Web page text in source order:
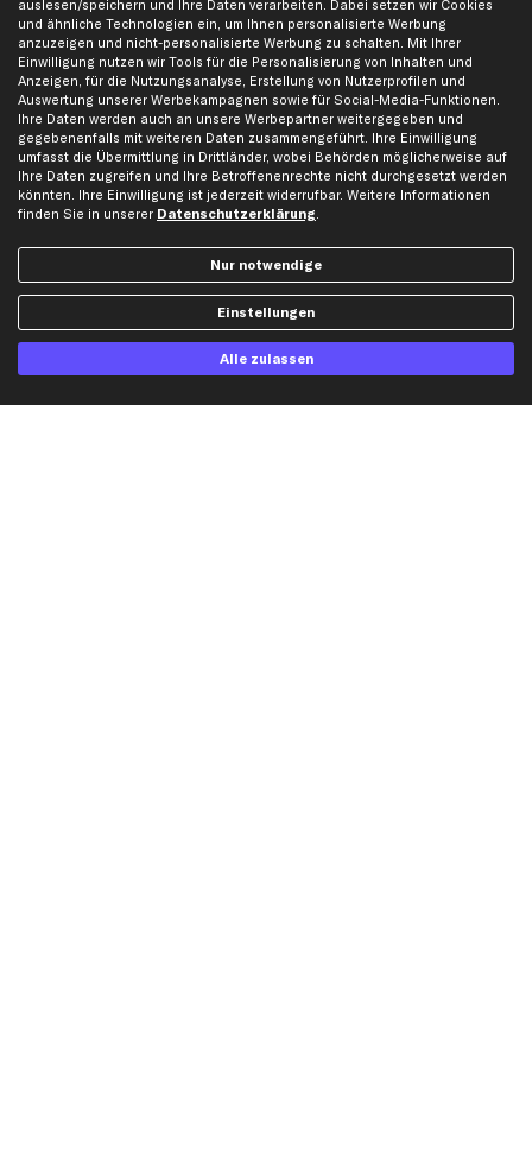
Jetzt APP Downloaden
kfzteile24 Newsletter
Alle Angebote, Rabatte & Specials.
willige in die
Zahlungsarten
auslesen/speichern und Ihre Daten verarbeiten. Dabei setzen wir Cookies
und ähnliche Technologien ein, um Ihnen personalisierte Werbung
anzuzeigen und nicht-personalisierte Werbung zu schalten. Mit Ihrer
Einwilligung nutzen wir Tools für die Personalisierung von Inhalten und
Anzeigen, für die Nutzungsanalyse, Erstellung von Nutzerprofilen und
Auswertung unserer Werbekampagnen sowie für Social-Media-Funktionen.
Ihre Daten werden auch an unsere Werbepartner weitergegeben und
gegebenenfalls mit weiteren Daten zusammengeführt. Ihre Einwilligung
umfasst die Übermittlung in Drittländer, wobei Behörden möglicherweise auf
Ihre Daten zugreifen und Ihre Betroffenenrechte nicht durchgesetzt werden
könnten. Ihre Einwilligung ist jederzeit widerrufbar. Weitere Informationen
finden Sie in unserer Datenschutzerklärung.
Nur notwendige
Einstellungen
Alle zulassen